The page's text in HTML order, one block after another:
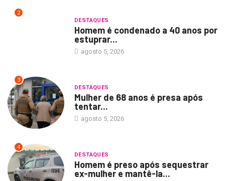
2
DESTAQUES
Homem é condenado a 40 anos por
estuprar...
agosto 5, 2026
3
DESTAQUES
Mulher de 68 anos é presa após
tentar...
agosto 5, 2026
4
DESTAQUES
Homem é preso após sequestrar
ex-mulher e mantê-la...